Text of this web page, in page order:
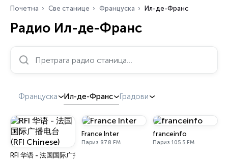
Почетна Све станице Француска Ил-де-Франс
Радио Ил-де-Франс
Претрага радио станица…
Француска Ил-де-Франс Градови
RFI 华语 - 法国国际广播电台 (RFI Chinese)
France Inter
Париз 87.8 FM
franceinfo
Париз 105.5 FM